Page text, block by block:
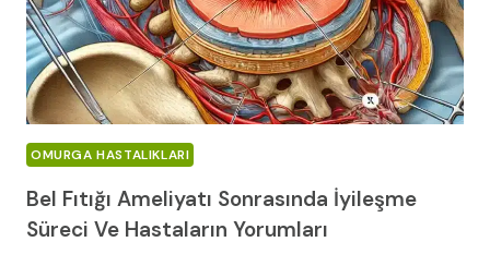
OMURGA HASTALIKLARI
Bel Fıtığı Ameliyatı Sonrasında İyileşme
Süreci Ve Hastaların Yorumları